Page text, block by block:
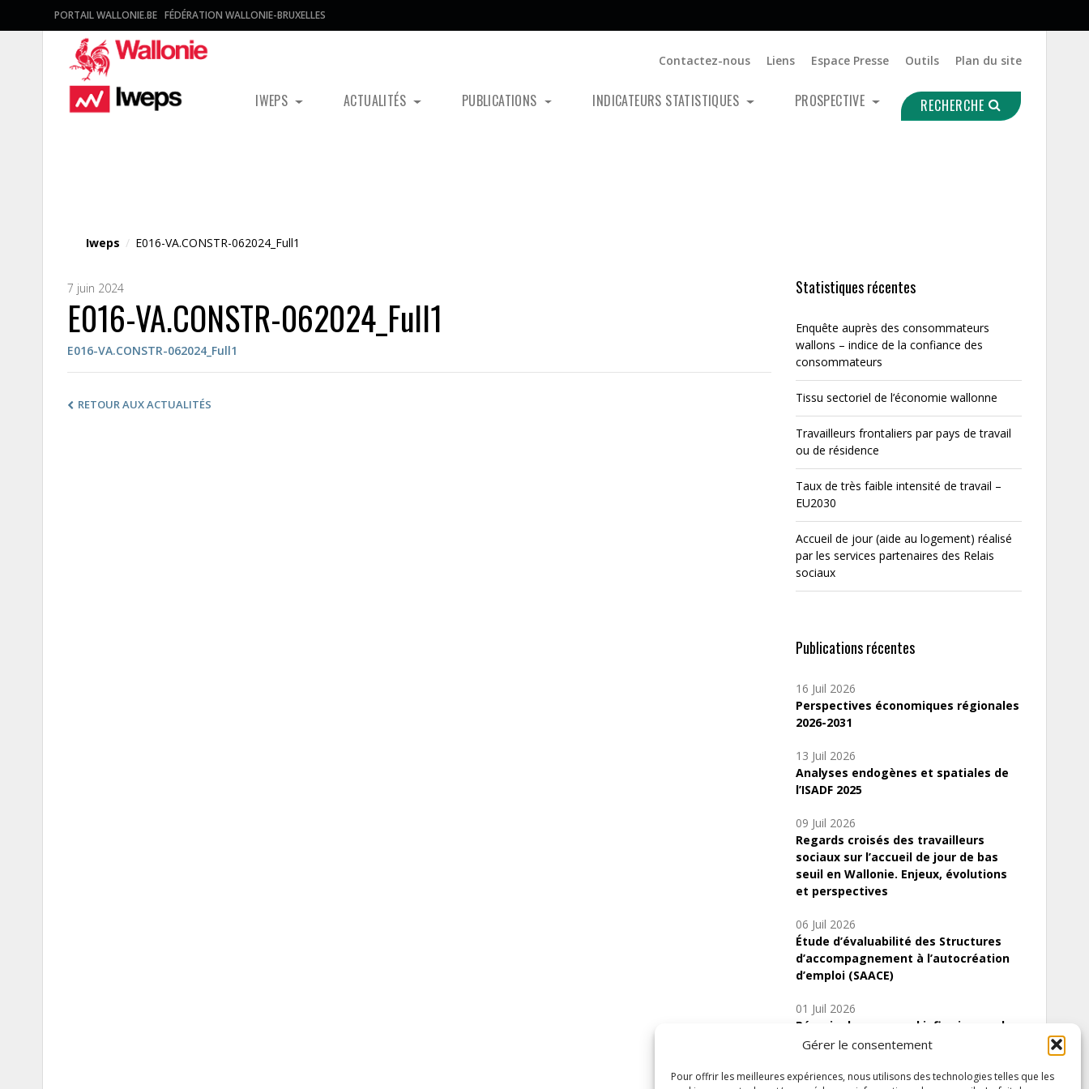
Gérer le consentement
Pour offrir les meilleures expériences, nous utilisons des technologies telles que les
PORTAIL WALLONIE.BE FÉDÉRATION WALLONIE-BRUXELLES
Contactez-nous Liens Espace Presse Outils Plan du site
IWEPS ACTUALITÉS PUBLICATIONS INDICATEURS STATISTIQUES PROSPECTIVE RECHERCHE
Iweps / E016-VA.CONSTR-062024_Full1
7 juin 2024
E016-VA.CONSTR-062024_Full1
E016-VA.CONSTR-062024_Full1
RETOUR AUX ACTUALITÉS
Statistiques récentes
Enquête auprès des consommateurs
wallons – indice de la confiance des
consommateurs
Tissu sectoriel de l’économie wallonne
Travailleurs frontaliers par pays de travail
ou de résidence
Taux de très faible intensité de travail –
EU2030
Accueil de jour (aide au logement) réalisé
par les services partenaires des Relais
sociaux
Publications récentes
16 Juil 2026
Perspectives économiques régionales
2026-2031
13 Juil 2026
Analyses endogènes et spatiales de
l’ISADF 2025
09 Juil 2026
Regards croisés des travailleurs
sociaux sur l’accueil de jour de bas
seuil en Wallonie. Enjeux, évolutions
et perspectives
06 Juil 2026
Étude d’évaluabilité des Structures
d’accompagnement à l’autocréation
d’emploi (SAACE)
01 Juil 2026
Pénurie du personnel infirmier :quels
indicateurs d’offre de soins pour